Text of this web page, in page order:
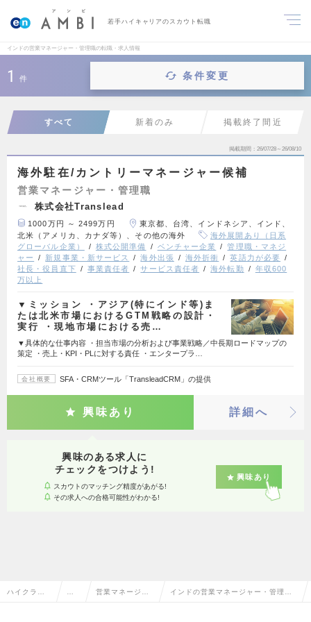
若手ハイキャリアのスカウト転職
インドの営業マネージャー・管理職の転職・求人情報
1 件 条件変更
すべて 新着のみ 掲載終了間近
掲載期間 26/07/28～26/08/10
海外駐在/カントリーマネージャー候補
営業マネージャー・管理職
株式会社Translead
1000万円 ～ 2499万円
東京都、台湾、インドネシア、インド、
北米（アメリカ、カナダ等）、その他の海外
海外展開あり（日系
グローバル企業）
株式公開準備 ベンチャー企業
管理職・マネジ
ャー
新規事業・新サービス 海外出張 海外折衝
英語力が必要
社長・役員直下
事業責任者 サービス責任者 海外転勤
年収600
万以上
▼ミッション ・アジア(特にインド等)ま
たは北米市場におけるGTM戦略の設計・
実行 ・現地市場における売…
▼具体的な仕事内容 ・担当市場の分析および事業戦略／中長期ロードマップの
策定 ・売上・KPI・PLに対する責任 ・エンタープラ…
会社概要 SFA・CRMツール「TransleadCRM」の提供
興味あり 詳細へ
興味のある求人に
チェックをつけよう!
スカウトのマッチング精度があがる!
その求人への合格可能性がわかる!
興味あり
ハイクラス 営 営業マネージャ インドの営業マネージャー・管理職